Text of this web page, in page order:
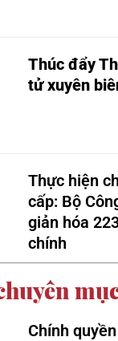
Thúc đẩy
tử xuyên
Thực hiện
cấp: Bộ
giản hóa
chính
Chính